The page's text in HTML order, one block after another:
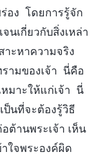
อง โดยการรู้จัก
นเกี่ยวกับสิ่งเหล่า
าะหาความจริง
ามของเจ้า นี่คือ
หมาะให้แก่เจ้า นี่
ป็นที่จะต้องรู้วิธี
ต้านพระเจ้า เห็น
ใจพระองค์ผิด